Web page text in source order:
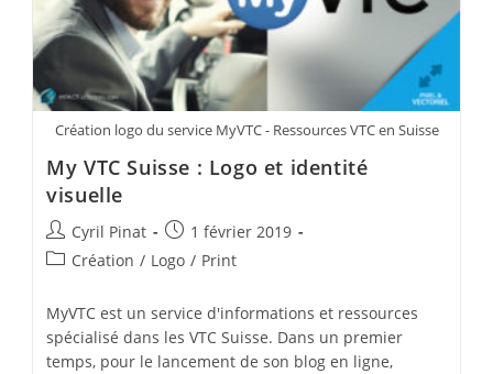
Création logo du service MyVTC - Ressources VTC en Suisse
My VTC Suisse : Logo et identité
visuelle
Auteur/autrice
de
Cyril Pinat
Publication
publiée :
1 février 2019
PostCréation / Logo / Print
MyVTC est un service d'informations et ressources
spécialisé dans les VTC Suisse. Dans un premier
temps, pour le lancement de son blog en ligne,